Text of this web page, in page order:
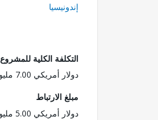
إندونيسيا
التكلفة الكلية للمشروع
دولار أمريكي 7.00 مليون
مبلغ الارتباط
دولار أمريكي 5.00 مليون